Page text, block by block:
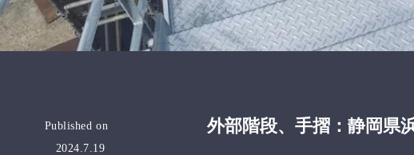
Published on
2024.7.19
外部階段、手摺：静岡県